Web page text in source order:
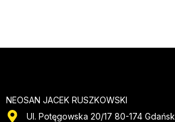
NEOSAN JACEK RUSZKOWSKI
Ul. Potęgowska 20/17 80-174 Gdańsk